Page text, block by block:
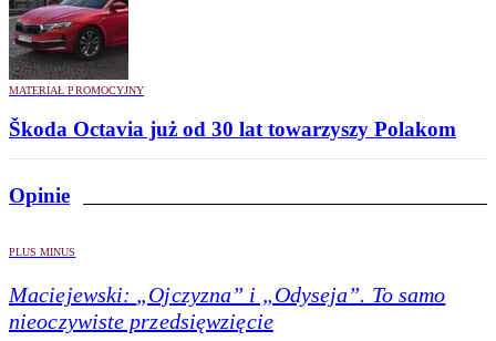
MATERIAŁ PROMOCYJNY
Škoda Octavia już od 30 lat towarzyszy Polakom
Opinie
PLUS MINUS
Maciejewski: „Ojczyzna” i „Odyseja”. To samo
nieoczywiste przedsięwzięcie